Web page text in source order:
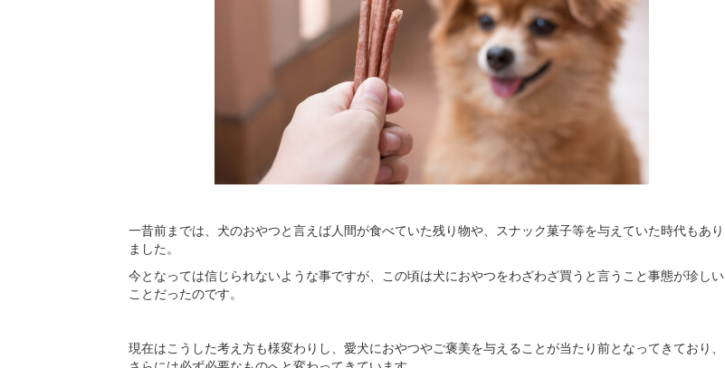
一昔前までは、犬のおやつと言えば人間が食べていた残り物や、スナック菓子等を与えていた時代もあり
ました。
今となっては信じられないような事ですが、この頃は犬におやつをわざわざ買うと言うこと事態が珍しい
ことだったのです。
現在はこうした考え方も様変わりし、愛犬におやつやご褒美を与えることが当たり前となってきており、